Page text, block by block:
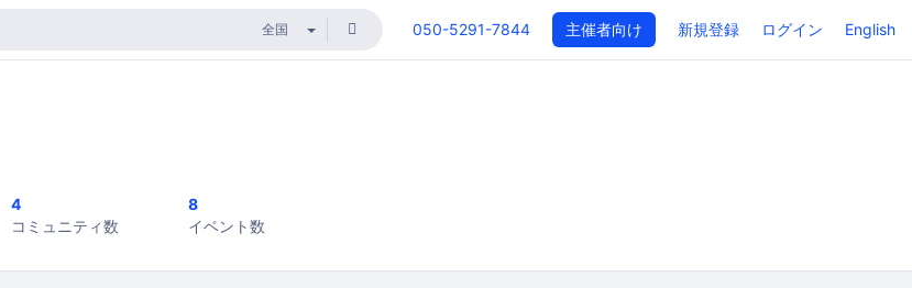
050-5291-7844 主催者向け 新規登録 ログイン English
4
コミュニティ数
8
イベント数